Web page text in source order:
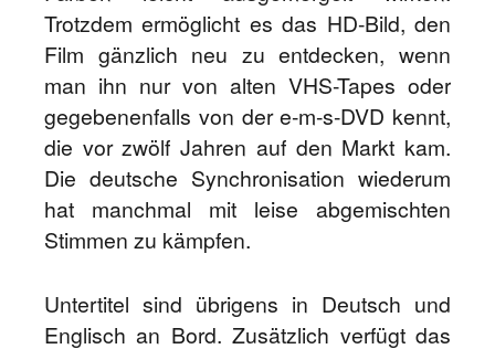
Trotzdem ermöglicht es das HD-Bild, den
Film gänzlich neu zu entdecken, wenn
man ihn nur von alten VHS-Tapes oder
gegebenenfalls von der e-m-s-DVD kennt,
die vor zwölf Jahren auf den Markt kam.
Die deutsche Synchronisation wiederum
hat manchmal mit leise abgemischten
Stimmen zu kämpfen.
Untertitel sind übrigens in Deutsch und
Englisch an Bord. Zusätzlich verfügt das